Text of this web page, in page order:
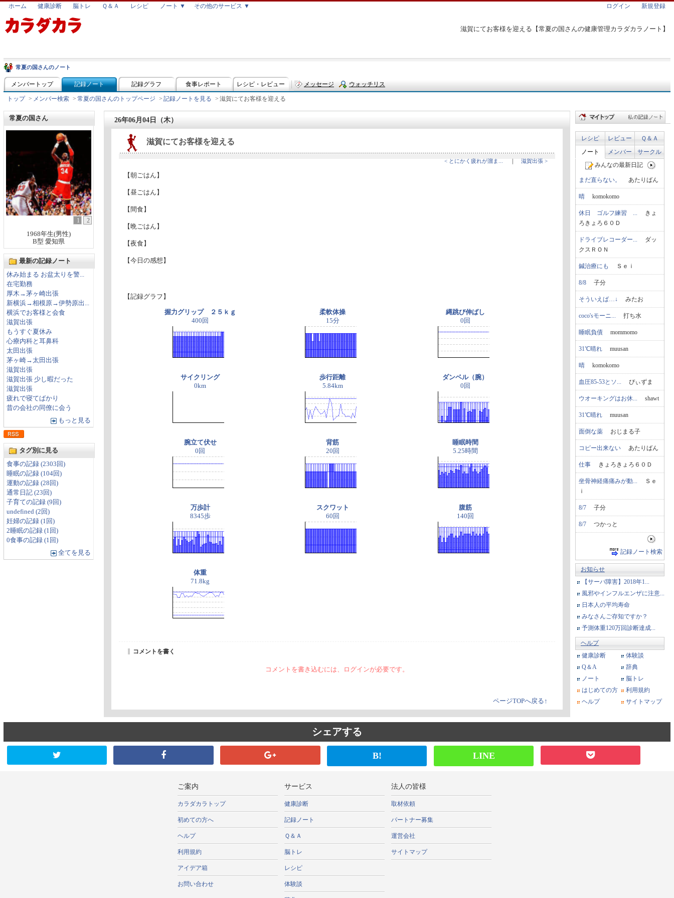
滋賀にてお客様を迎える【常夏の国さんの健康管理カラダカラノート】
ホーム 健康診断 脳トレ Ｑ＆Ａ レシピ ノート ▼ その他のサービス ▼ ログイン 新規登録
常夏の国さんのノート
メンバートップ 記録ノート 記録グラフ 食事レポート レシピ・レビュー メッセージ ウォッチリス
トップ > メンバー検索 > 常夏の国さんのトップページ > 記録ノートを見る > 滋賀にてお客様を迎える
常夏の国さん
1
2
1968年生(男性)
B型 愛知県
最新の記録ノート
休み始まる お盆太りを警...
在宅勤務
厚木→茅ヶ崎出張
新横浜→相模原→伊勢原出...
横浜でお客様と会食
滋賀出張
もうすぐ夏休み
心療内科と耳鼻科
太田出張
茅ヶ崎→太田出張
滋賀出張
滋賀出張 少し暇だった
滋賀出張
疲れで寝てばかり
昔の会社の同僚に会う
もっと見る
タグ別に見る
食事の記録 (2303回)
睡眠の記録 (104回)
運動の記録 (28回)
通常日記 (23回)
子育ての記録 (9回)
undefined (2回)
妊婦の記録 (1回)
2睡眠の記録 (1回)
0食事の記録 (1回)
全てを見る
26年06月04日（木）
滋賀にてお客様を迎える
< とにかく疲れが溜ま... ｜ 滋賀出張 >
【朝ごはん】
【昼ごはん】
【間食】
【晩ごはん】
【夜食】
【今日の感想】
【記録グラフ】
握力グリップ ２５ｋｇ
400回
柔軟体操
15分
縄跳び伸ばし
0回
サイクリング
0km
歩行距離
5.84km
ダンベル（腕）
0回
腕立て伏せ
0回
背筋
20回
睡眠時間
5.25時間
万歩計
8345歩
スクワット
60回
腹筋
140回
体重
71.8kg
コメントを書く
コメントを書き込むには、ログインが必要です。
ページTOPへ戻る↑
レシピ レビュー
Ｑ＆Ａ
ノート
メンバー
サークル
みんなの最新日記
まだ直らない。 あたりばん
晴 komokomo
休日 ゴルフ練習 ... きょ
ろきょろ６０Ｄ
ドライブレコーダー... ダッ
クスＲＯＮ
鍼治療にも Ｓｅｉ
8/8 子分
そういえば…↓ みたお
coco'sモーニ... 打ち水
睡眠負債 mommomo
31℃晴れ muusan
晴 komokomo
血圧85-53とソ... ぴぃずま
ウオーキングはお休... shawt
31℃晴れ muusan
面倒な薬 おじまる子
コピー出来ない あたりばん
仕事 きょろきょろ６０Ｄ
坐骨神経痛痛みが動... Ｓｅ
ｉ
8/7 子分
8/7 つかっと
記録ノート検索
お知らせ
【サーバ障害】2018年1...
風邪やインフルエンザに注意...
日本人の平均寿命
みなさんご存知ですか？
予測体重120万回診断達成...
ヘルプ
健康診断
体験談
Q＆A
辞典
ノート
脳トレ
はじめての方
利用規約
ヘルプ
サイトマップ
シェアする
B! LINE
ご案内
カラダカラトップ
初めての方へ
ヘルプ
利用規約
アイデア箱
お問い合わせ
サービス
健康診断
記録ノート
Ｑ＆Ａ
脳トレ
レシピ
体験談
法人の皆様
取材依頼
パートナー募集
運営会社
サイトマップ